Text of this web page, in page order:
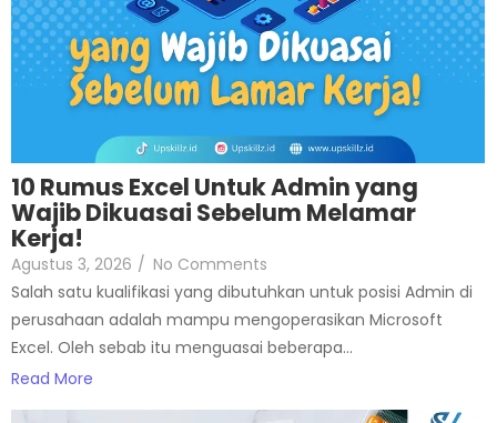
10 Rumus Excel Untuk Admin yang
Wajib Dikuasai Sebelum Melamar
Kerja!
Agustus 3, 2026 / No Comments
Salah satu kualifikasi yang dibutuhkan untuk posisi Admin di
perusahaan adalah mampu mengoperasikan Microsoft
Excel. Oleh sebab itu menguasai beberapa...
Read More